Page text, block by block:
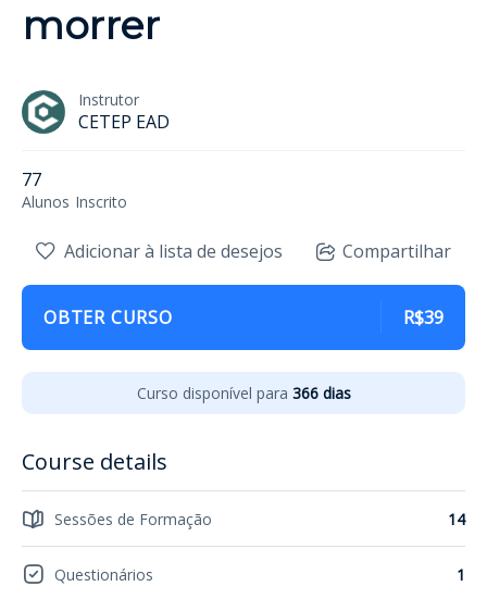
morrer
Instrutor
CETEP EAD
77
Alunos Inscrito
Adicionar à lista de desejos Compartilhar
OBTER CURSO R$39
Curso disponível para 366 dias
Course details
Sessões de Formação 14
Questionários 1